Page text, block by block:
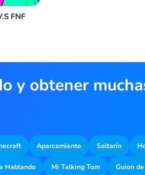
FNF
y obtener
Aparcamiento Saltarín
Hablando Mi Talking Tom Guion